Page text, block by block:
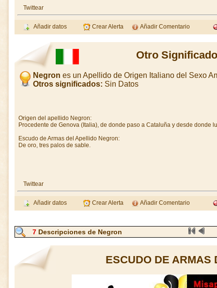
Twittear
Añadir datos Crear Alerta Añadir Comentario
Otro
Negron es un Apellido de Origen Italiano del Sexo
Otros significados: Sin Datos
Origen del apellido Negron:
Procedente de Genova (Italia), de donde paso a Cataluña y desde donde
Escudo de Armas del Apellido Negron:
De oro, tres palos de sable.
Twittear
Añadir datos Crear Alerta Añadir Comentario
7Descripciones de Negron
ESCUDO DE ARMAS